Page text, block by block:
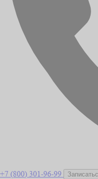
+7 (800) 301-96-99